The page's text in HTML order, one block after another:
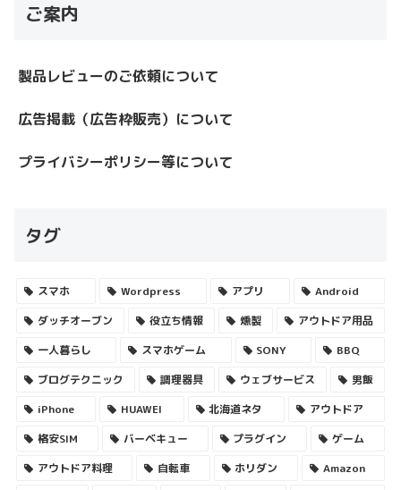
ご案内
製品レビューのご依頼について
広告掲載（広告枠販売）について
プライバシーポリシー等について
タグ
スマホ Wordpress アプリ
Android
ダッチオーブン
役立ち情報 燻製
アウトドア用品
一人暮らし
スマホゲーム SONY
BBQ
ブログテクニック
調理器具 ウェブサービス
男飯
iPhone
HUAWEI 北海道ネタ
アウトドア
格安SIM
バーベキュー プラグイン
ゲーム
アウトドア料理
自転車 ホリダン
Amazon